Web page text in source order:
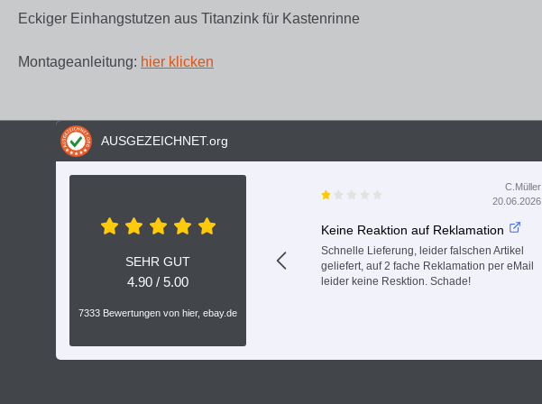
Eckiger Einhangstutzen aus Titanzink für Kastenrinne
Montageanleitung: hier klicken
AUSGEZEICHNET.org
SEHR GUT
4.90 / 5.00
7333 Bewertungen von hier, ebay.de
C.Müller
20.06.2026
Keine Reaktion auf Reklamation
Schnelle Lieferung, leider falschen Artikel
geliefert, auf 2 fache Reklamation per eMail
leider keine Resktion. Schade!